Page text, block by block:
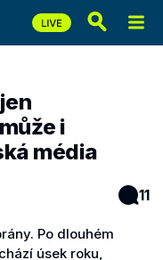
i
média
11
Po dlouhém
úsek roku,